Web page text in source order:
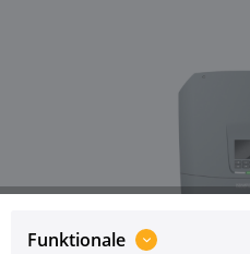
Funktionale